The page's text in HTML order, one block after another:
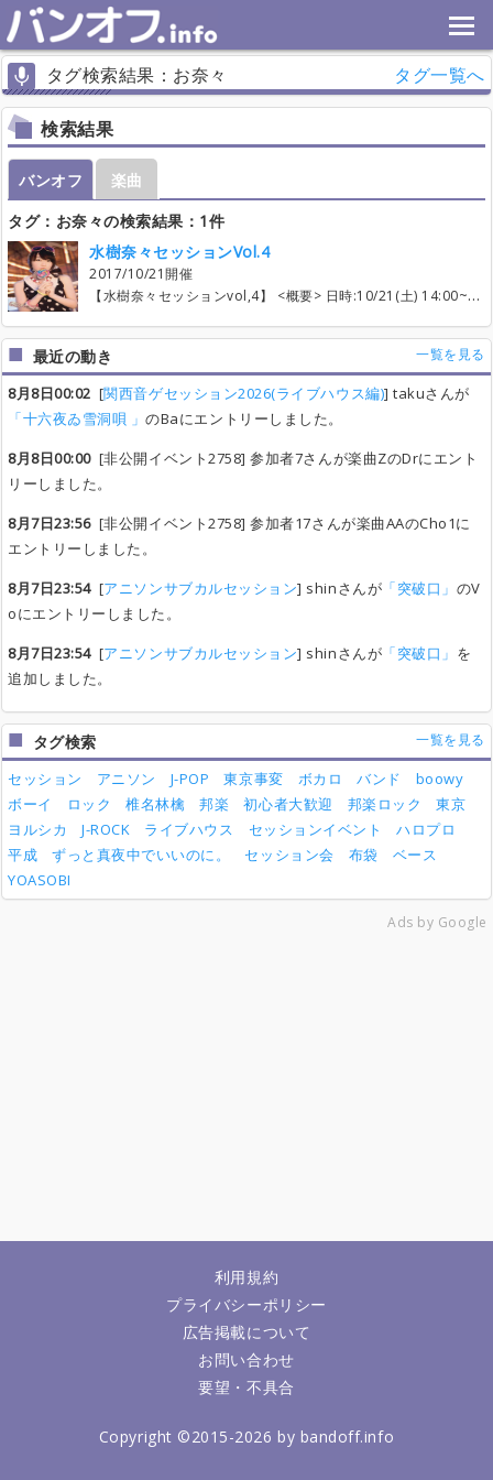
タグ検索結果：お奈々 タグ一覧へ
検索結果
バンオフ
楽曲
タグ：お奈々の検索結果：1件
水樹奈々セッションVol.4
2017/10/21開催
【水樹奈々セッションvol,4】 <概要> 日時:10/21(土) 14:00~18:00(暫定) 場所: サウンドスタジオノア恵比寿店 http://ebisu.studionoah.jp/ 参加費:￥1,000 ・エントリー開始:開始しております！(とりあえずエントリーだけ！) ・上限については、 人気パートのみバランス見てお願いします。 ※あげられた曲数が多い場合予告なく締め切ることがあります ・最終エントリー:10/15 23:55まで ◆エントリーについて 今回演奏曲は最大20曲を予定しております。 （成立順20曲で構成いたします。 20曲を超えた場合、成立しても次回の演奏曲となる可能性がございます 予めご了承ください。） エントリーできるパートは楽曲欄の右端の「詳細を見る」欄より 各自編集可能となっておりますので もし楽曲のこのパートに入りたいのに枠が「なし」になってしまっている場合は ご自分で編集してその後エントリーしていただければと思います。 皆さまのエントリー状況によりますが、 1ヵ月前あたりには、調整してタイムテーブルを作っていきます。 もし、参加が遅れる、仕事で出れなくなった、 仕事が終わってから行く等ありましたら、 必ずわかった時点で主催までお伝えいただきますようお願いします。 また、主催の参加パートであるbaが足りなかった場合は調整エントリーをしますが 基本譲渡可能にしてますのでやりたい曲であれば遠慮なく譲りますので 申していただければと思います。ご了承ください。 ◆その他パートについて その他パートはお手数ですがエントリー後、自己紹介欄もしくは楽曲ごとの連絡用コメント掲示板に、何の楽器で参加されるかを書いてくださると助かります。 ◆同期使用について 基本的にKeyについては公には募集致しません。 同期を主に使用してなるべく音源に近いセッションを 目指していきたいのでこちらについて もしKeyだけど水樹奈々の曲弾きたいのにな等あると思います。 そちらについては主催Twitterにてリプライ又はDMで お答えいたします。参加ができないわけではないので お間違えのないようにご注意ください。 またあらかじめ、楽曲のコメント欄に同期を使用しますと書き込みます ◆その他注意事項 当日は会場内では混雑が予想されるため、貴重品・機材の管理は各自で行って下さい。 破損・盗難等はこちらでは責任は負いかねます。 また他人への迷惑行為が発見された場合は、 運営側の判断で次回以降の参加をお断りする場合もございますのでご了承ください。 また飲酒等は会場のHPの注意事項をお読みください。 もし、当日遅刻をしてしまう場合！ 基本的には時間に余裕をもっての行動を心がけてください。 タイムスケジュール等の関係で、その遅刻をカバーできない可能性がございます。 その際は演奏できる方にお譲りしたり、その曲の演奏自体を 中止させていただくこともございます。 あらかじめご了承ください。 皆でルールを守って楽しいセッションにしましょう！ その他ご意見ご要望などありましたら、 質問スレもしくは@NMsession（公式アカウント） または@NMsuki_taichar（主催）までどうぞ。 ツイッターではハッシュタグ#を使ってアナウンス等をしております！ 当日の実況、感想などもこちらのハッシュタグを使って呟いていただけたら嬉しいです！ 以上、エントリーは右上の「このバンオフに参加する」ボタンよりお待ちしております！
最近の動き 一覧を見る
8月8日00:02 [関西音ゲセッション2026(ライブハウス編)] takuさんが
「十六夜ゐ雪洞唄 」のBaにエントリーしました。
8月8日00:00[非公開イベント2758] 参加者7さんが楽曲ZのDrにエント
リーしました。
8月7日23:56[非公開イベント2758] 参加者17さんが楽曲AAのCho1に
エントリーしました。
8月7日23:54[アニソンサブカルセッション] shinさんが 「突破口」 のV
oにエントリーしました。
8月7日23:54[アニソンサブカルセッション] shinさんが 「突破口」 を
追加しました。
タグ検索 一覧を見る
セッション アニソン J-POP 東京事変 ボカロ バンド
boowy
ボーイ
ロック 椎名林檎 邦楽 初心者大歓迎 邦楽ロック
東京
ヨルシカ
J-ROCK ライブハウス セッションイベント
ハロプロ
平成
ずっと真夜中でいいのに。 セッション会 布袋
ベース
YOASOBI
Ads by Google
利用規約
プライバシーポリシー
広告掲載について
お問い合わせ
要望・不具合
Copyright ©2015-2026 by bandoff.info